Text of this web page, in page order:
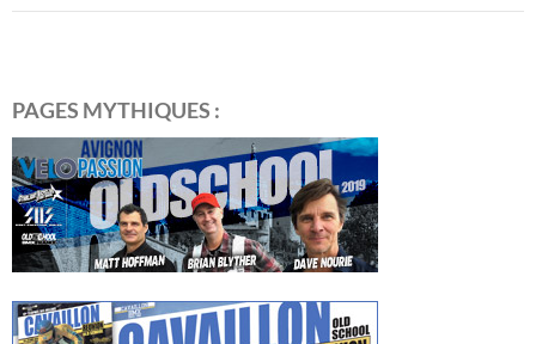
PAGES MYTHIQUES :